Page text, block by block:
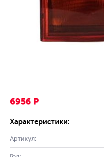
6956 Р
Характеристики:
Артикул: